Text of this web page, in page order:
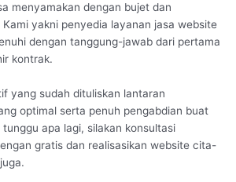
menyamakan dengan bujet dan
Kami yakni penyedia layanan jasa website
dengan tanggung-jawab dari pertama
kontrak.
yang sudah dituliskan lantaran
optimal serta penuh pengabdian buat
apa lagi, silakan konsultasi
gratis dan realisasikan website cita-